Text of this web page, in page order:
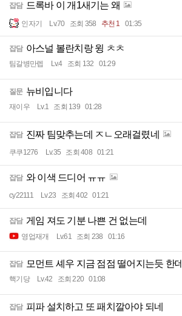
잡담 드록바 이 개1새기는 왜
인자기 Lv.70 조회 358 추천 1 01:35
잡담 아스널 볼란치랑 윙 ㅊㅊ
팀갈병만렙 Lv.4 조회 132 01:29
질문 뉴비입니다
재이우 Lv.1 조회 139 01:28
잡담 진짜 팀맞추는데 ㅈㄴ오래걸렸네
쿠쿠1276 Lv.35 조회 408 01:21
잡담 와 이색 드디어 ㅠㅠ
cy22111 Lv.23 조회 402 01:21
잡담 게임 져도 기분 나쁜 건 없는데
영업재개 Lv.61 조회 238 01:16
잡담 모먼트 셰우 지금 점점 떨어지는듯 한데
핵기당 Lv.42 조회 220 01:08
잡담 피파 설치하고 또 패치깔아야 되네